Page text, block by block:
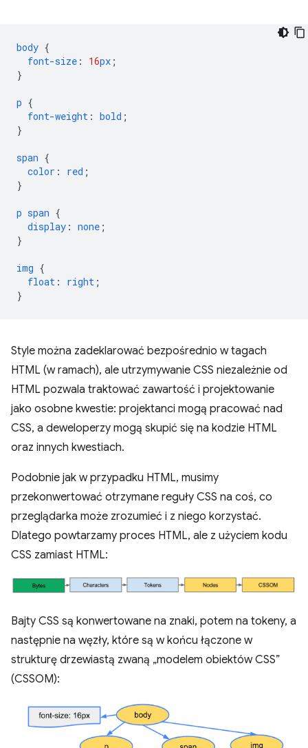
body {
font-size : 16px ;
}
p {
font-weight : bold ;
}
span {
color : red ;
}
p span {
display : none ;
}
img {
float : right ;
}
Style można zadeklarować bezpośrednio w tagach
HTML (w ramach), ale utrzymywanie CSS niezależnie od
HTML pozwala traktować zawartość i projektowanie
jako osobne kwestie: projektanci mogą pracować nad
CSS, a deweloperzy mogą skupić się na kodzie HTML
oraz innych kwestiach.
Podobnie jak w przypadku HTML, musimy
przekonwertować otrzymane reguły CSS na coś, co
przeglądarka może zrozumieć i z niego korzystać.
Dlatego powtarzamy proces HTML, ale z użyciem kodu
CSS zamiast HTML:
Bajty CSS są konwertowane na znaki, potem na tokeny, a
następnie na węzły, które są w końcu łączone w
strukturę drzewiastą zwaną „modelem obiektów CSS”
(CSSOM):